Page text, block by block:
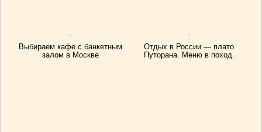
Выбираем кафе с банкетным
залом в Москве
Отдых в России — плато
Путорана. Меню в поход.